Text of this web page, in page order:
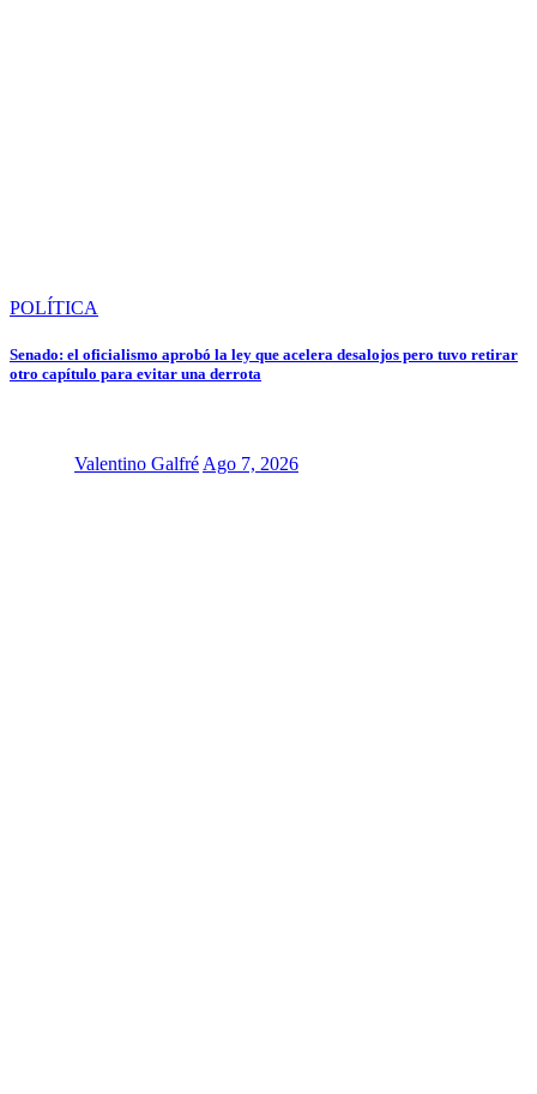
POLÍTICA
Senado: el oficialismo aprobó la ley que acelera desalojos pero tuvo retirar
otro capítulo para evitar una derrota
Valentino Galfré Ago 7, 2026